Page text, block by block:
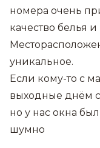
номера очень
качество белья
уникальное.
Если кому-то с
выходные днём
но у нас окна
шумно